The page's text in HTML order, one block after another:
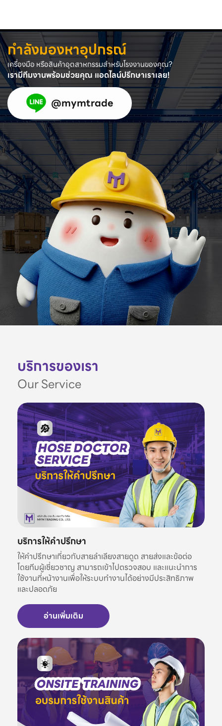
กำลังมองหาอุปกรณ์
เครื่องมือ หรือสินค้าอุตสาหกรรมสำหรับโรงงานของคุณ?
เรามีทีมงานพร้อมช่วยคุณ แอดไลน์ปรึกษาเราเลย!
@mymtrade
บริการของเรา
Our Service
บริการให้คำปรึกษา
ให้คำปรึกษาเกี่ยวกับสายลำเลียงสายดูด สายส่งและข้อต่อ
โดยทีมผู้เชี่ยวชาญ สามารถเข้าไปตรวจสอบ และแนะนำการ
ใช้งานที่หน้างานเพื่อให้ระบบทำงานได้อย่างมีประสิทธิภาพ
และปลอดภัย
อ่านเพิ่มเติม